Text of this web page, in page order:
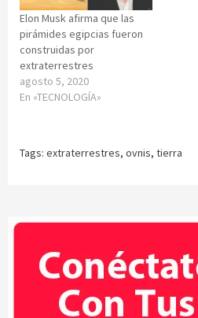
Elon Musk afirma que las
pirámides egipcias fueron
construidas por
extraterrestres
agosto 5, 2020
En «TECNOLOGÍA»
Tags: extraterrestres, ovnis, tierra